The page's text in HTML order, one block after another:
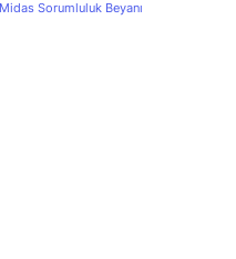
Midas Sorumluluk Beyanı